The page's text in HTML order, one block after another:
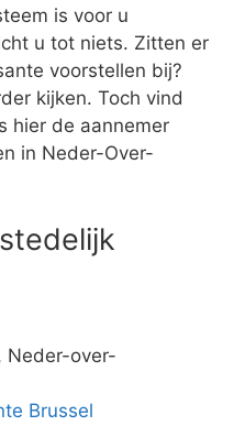
is voor u
u tot niets. Zitten er
voorstellen bij?
kijken. Toch vind
hier de aannemer
in Neder-Over-
Neder-over-
Brussel